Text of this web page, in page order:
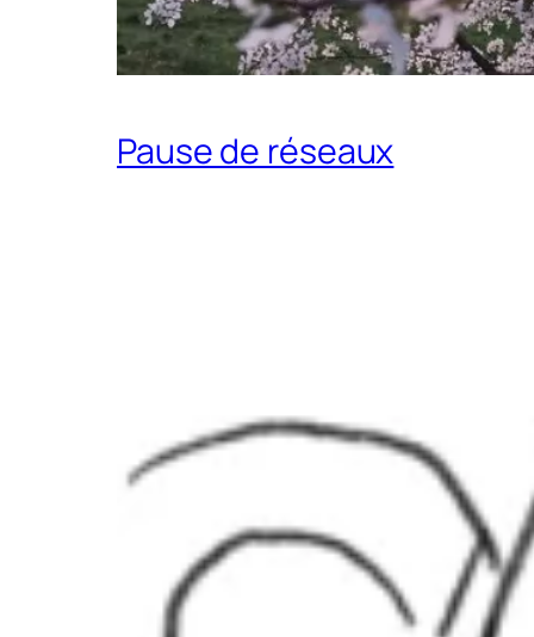
Pause de réseaux